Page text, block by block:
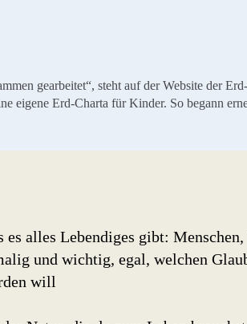
gearbeitet“, steht auf der Website der
Erd-Charta für Kinder. So begann
alles Lebendiges gibt:
und wichtig, egal, welchen
will